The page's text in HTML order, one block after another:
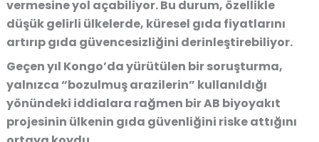
vermesine yol açabiliyor. Bu durum, özellikle
düşük gelirli ülkelerde, küresel gıda fiyatlarını
artırıp gıda güvencesizliğini derinleştirebiliyor.
Geçen yıl Kongo’da yürütülen bir soruşturma,
yalnızca “bozulmuş arazilerin” kullanıldığı
yönündeki iddialara rağmen bir AB biyoyakıt
projesinin ülkenin gıda güvenliğini riske attığını